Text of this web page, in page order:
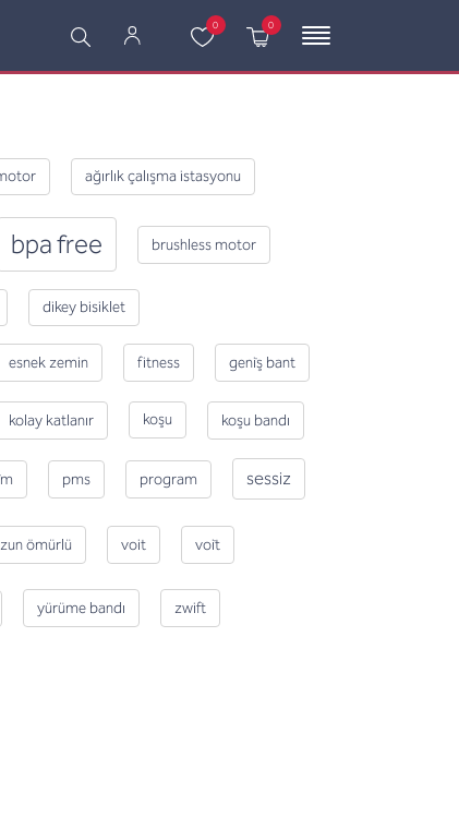
0 0
ağırlık çalışma istasyonu
bpa free brushless motor
dikey bisiklet
esnek zemin fitness geni̇ş bant
kolay katlanır koşu koşu bandı
pms program sessiz
ömürlü voit voi̇t
yürüme bandı zwift